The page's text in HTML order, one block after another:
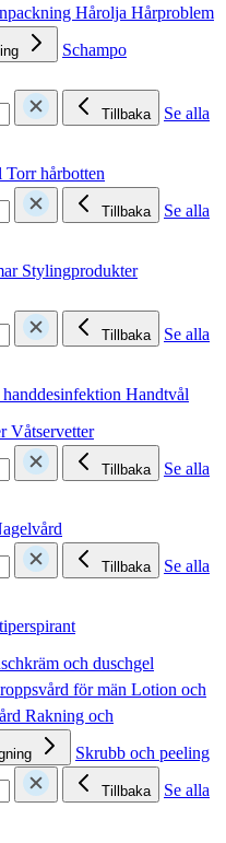
Hårolja Hårproblem
Schampo
Tillbaka
Se alla
Torr hårbotten
Tillbaka
Se alla
Stylingprodukter
Tillbaka
Se alla
Handtvål
Våtservetter
Tillbaka
Se alla
Tillbaka
Se alla
och duschgel
för män Lotion och
Rakning och
Skrubb och peeling
Tillbaka
Se alla